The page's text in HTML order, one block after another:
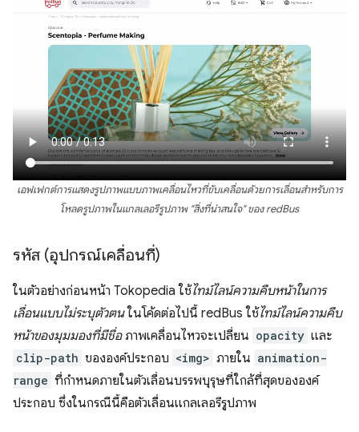
เอฟเฟกต์การแสดงรูปภาพแบบภาพเคลื่อนไหวที่ขับเคลื่อนด้วยการเลื่อนสำหรับการ
โหลดรูปภาพในแกลเลอรีรูปภาพ "สิ่งที่น่าสนใจ" ของ redBus
รหัส (อุปกรณ์เคลื่อนที่)
ในตัวอย่างก่อนหน้า Tokopedia ใช้ไทม์ไลน์ความคืบหน้าในการ
เลื่อนแบบไม่ระบุตัวตนในโค้ดต่อไปนี้ redBus ใช้ไทม์ไลน์ความคืบ
หน้าของมุมมองที่มีชื่อภาพเคลื่อนไหวจะเปลี่ยน opacity และ
clip-path ขององค์ประกอบ <img> ภายใน animation-
range ที่กำหนดภายในตัวเลื่อนบรรพบุรุษที่ใกล้ที่สุดขององค์
ประกอบ ซึ่งในกรณีนี้คือตัวเลื่อนแกลเลอรีรูปภาพ